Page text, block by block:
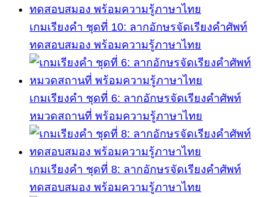
เกมเรียงคำ ชุดที่ 10: ลากอักษรจัดเรียงคำศัพท์
ทดสอบสมอง พร้อมความรู้ภาษาไทย
เกมเรียงคำ ชุดที่ 6: ลากอักษรจัดเรียงคำศัพท์
หมวดสถานที่ พร้อมความรู้ภาษาไทย
เกมเรียงคำ ชุดที่ 8: ลากอักษรจัดเรียงคำศัพท์
ทดสอบสมอง พร้อมความรู้ภาษาไทย